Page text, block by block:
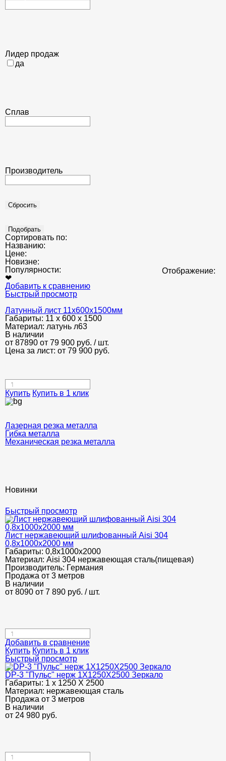
Лидер продаж
да
Сплав
Производитель
Сортировать по:
Названию:
Цене:
Новизне:
Популярности:
Отображение:
❤
Добавить к сравнению
Быстрый просмотр
Латунный лист 11x600x1500мм
Габариты: 11 х 600 х 1500
Материал: латунь л63
В наличии
от 87890 от 79 900 руб. / шт.
Цена за лист: от 79 900 руб.
Купить Купить в 1 клик
Лазерная резка металла
Гибка металла
Механическая резка металла
Новинки
Быстрый просмотр
Лист нержавеющий шлифованный Aisi 304
0,8х1000х2000 мм
Габариты: 0,8х1000х2000
Материал: Aisi 304 нержавеющая сталь(пищевая)
Производитель: Германия
Продажа от 3 метров
В наличии
от 8090 от 7 890 руб. / шт.
Добавить в сравнение
Купить Купить в 1 клик
Быстрый просмотр
DP-3 "Пульс" нерж 1Х1250Х2500 Зеркало
Габариты: 1 х 1250 Х 2500
Материал: нержавеющая сталь
Продажа от 3 метров
В наличии
от 24 980 руб.